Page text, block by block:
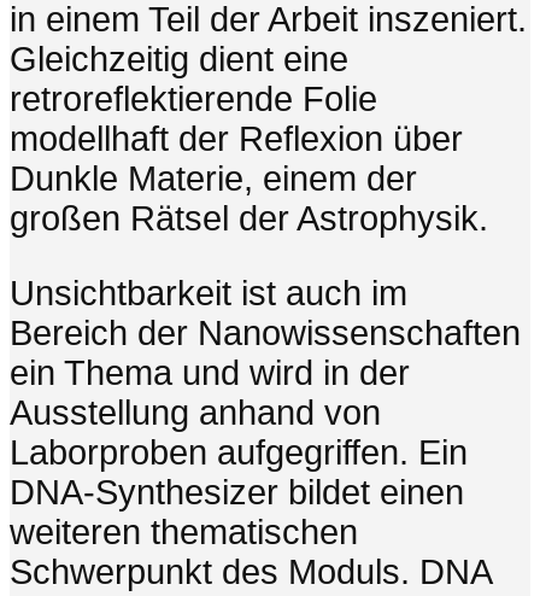
in einem Teil der Arbeit inszeniert.
Gleichzeitig dient eine
retroreflektierende Folie
modellhaft der Reflexion über
Dunkle Materie, einem der
großen Rätsel der Astrophysik.
Unsichtbarkeit ist auch im
Bereich der Nanowissenschaften
ein Thema und wird in der
Ausstellung anhand von
Laborproben aufgegriffen. Ein
DNA-Synthesizer bildet einen
weiteren thematischen
Schwerpunkt des Moduls. DNA